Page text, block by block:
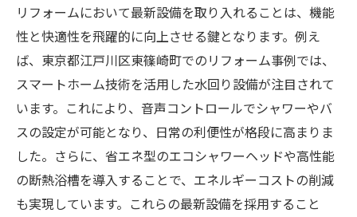
リフォームにおいて最新設備を取り入れることは、機能
性と快適性を飛躍的に向上させる鍵となります。例え
ば、東京都江戸川区東篠崎町でのリフォーム事例では、
スマートホーム技術を活用した水回り設備が注目されて
います。これにより、音声コントロールでシャワーやバ
スの設定が可能となり、日常の利便性が格段に高まりま
した。さらに、省エネ型のエコシャワーヘッドや高性能
の断熱浴槽を導入することで、エネルギーコストの削減
も実現しています。これらの最新設備を採用すること